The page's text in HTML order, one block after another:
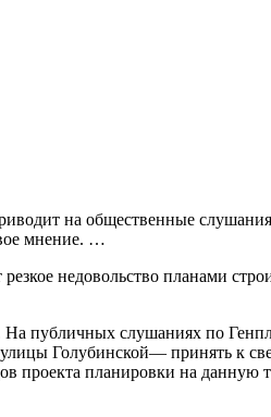
на общественные
мнение. …
недовольство планами
На публичных слушаниях по
Голубинской— принять к
проекта планировки на данную